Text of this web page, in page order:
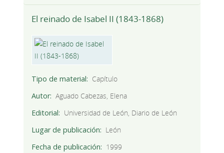
El reinado de Isabel II (1843-1868)
Tipo de material
Capítulo
Autor
Aguado Cabezas, Elena
Editorial
Universidad de León, Diario de León
Lugar de publicación
León
Fecha de publicación
1999